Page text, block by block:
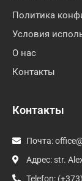
Политика
Условия
О нас
Контакты
Контакты
Почта:
Адрес: str.
Telefon: